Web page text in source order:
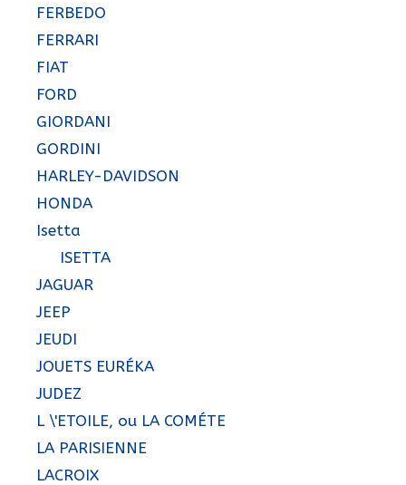
FERBEDO
FERRARI
FIAT
FORD
GIORDANI
GORDINI
HARLEY-DAVIDSON
HONDA
Isetta
ISETTA
JAGUAR
JEEP
JEUDI
JOUETS EURÉKA
JUDEZ
L \'ETOILE, ou LA COMÉTE
LA PARISIENNE
LACROIX